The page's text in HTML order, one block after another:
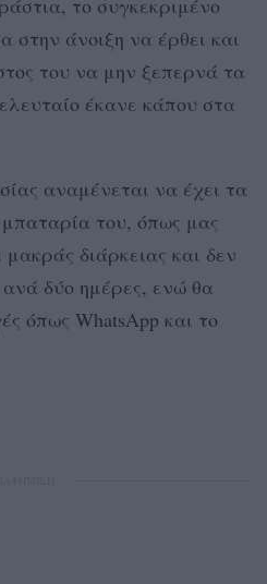
το συγκεκριμένο
στην άνοιξη να έρθει και
του να μην ξεπερνά τα
έκανε κάπου στα
αναμένεται να έχει τα
του, όπως μας
μακράς διάρκειας και δεν
ανά δύο ημέρες, ενώ θα
όπως WhatsApp και το